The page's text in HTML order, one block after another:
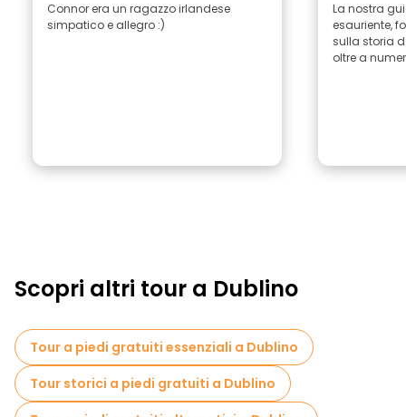
Connor era un ragazzo irlandese
simpatico e allegro :)
La nostra
esauriente,
sulla storia
oltre a
Scopri altri tour a Dublino
Tour a piedi gratuiti essenziali a Dublino
Tour storici a piedi gratuiti a Dublino